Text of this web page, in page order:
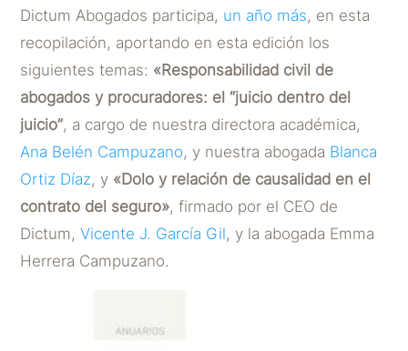
Dictum Abogados participa, un año más, en esta
recopilación, aportando en esta edición los
siguientes temas: «Responsabilidad civil de
abogados y procuradores: el “juicio dentro del
juicio”, a cargo de nuestra directora académica,
Ana Belén Campuzano, y nuestra abogada Blanca
Ortiz Díaz, y «Dolo y relación de causalidad en el
contrato del seguro», firmado por el CEO de
Dictum,Vicente J. García Gil, y la abogada Emma
Herrera Campuzano.